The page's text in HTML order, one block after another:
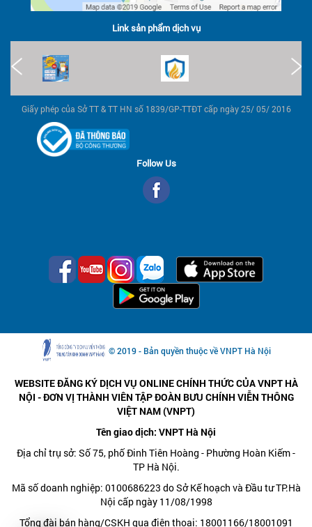
Link sản phẩm dịch vụ
Giấy phép của Sở TT & TT HN số 1839/GP-TTĐT cấp ngày 25/ 05/ 2016
Follow Us
© 2019 - Bản quyền thuộc về VNPT Hà Nội
WEBSITE ĐĂNG KÝ DỊCH VỤ ONLINE CHÍNH THỨC CỦA VNPT HÀ
NỘI - ĐƠN VỊ THÀNH VIÊN TẬP ĐOÀN BƯU CHÍNH VIỄN THÔNG
VIỆT NAM (VNPT)
Tên giao dịch: VNPT Hà Nội
Địa chỉ trụ sở: Số 75, phố Đinh Tiên Hoàng - Phường Hoàn Kiếm -
TP Hà Nội.
Mã số doanh nghiệp: 0100686223 do Sở Kế hoạch và Đầu tư TP.Hà
Nội cấp ngày 11/08/1998
Tổng đài bán hàng/CSKH qua điện thoại: 18001166/18001091